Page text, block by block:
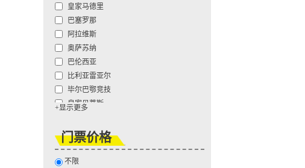
皇家马德里
巴塞罗那
阿拉维斯
奥萨苏纳
巴伦西亚
比利亚雷亚尔
毕尔巴鄂竞技
皇家贝蒂斯
拉科鲁尼亚
马德里竞技
马拉加
+显示更多
门票价格
不限